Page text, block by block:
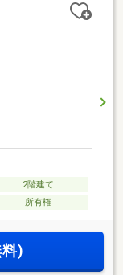
2階建て
所有権
)